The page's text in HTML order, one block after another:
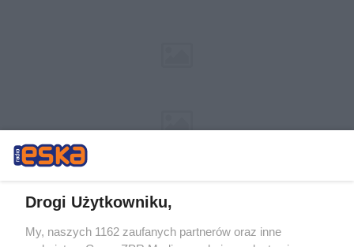
Drogi Użytkowniku,
My, naszych 1162 zaufanych partnerów oraz inne